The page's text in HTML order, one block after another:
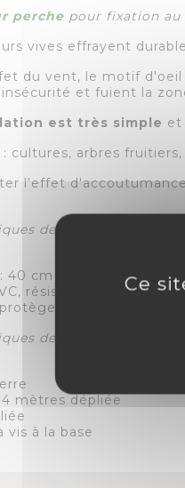
perche pour fixation
vives effrayent
du vent, le motif
et fuient la
est très simple et
: cultures, arbres
l'effet
des 3 ballons
40 cm
résistance aux UV.
une zone de
de la perche
4 mètres dépliée
vis à la base
Ce